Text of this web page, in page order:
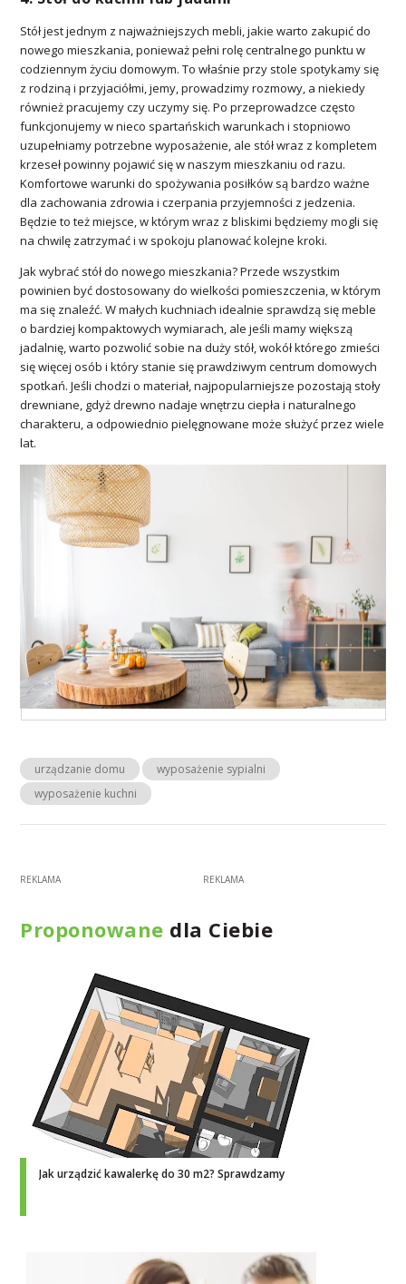
Stół jest jednym z najważniejszych mebli, jakie warto zakupić do
nowego mieszkania, ponieważ pełni rolę centralnego punktu w
codziennym życiu domowym. To właśnie przy stole spotykamy się
z rodziną i przyjaciółmi, jemy, prowadzimy rozmowy, a niekiedy
również pracujemy czy uczymy się. Po przeprowadzce często
funkcjonujemy w nieco spartańskich warunkach i stopniowo
uzupełniamy potrzebne wyposażenie, ale stół wraz z kompletem
krzeseł powinny pojawić się w naszym mieszkaniu od razu.
Komfortowe warunki do spożywania posiłków są bardzo ważne
dla zachowania zdrowia i czerpania przyjemności z jedzenia.
Będzie to też miejsce, w którym wraz z bliskimi będziemy mogli się
na chwilę zatrzymać i w spokoju planować kolejne kroki.
Jak wybrać stół do nowego mieszkania? Przede wszystkim
powinien być dostosowany do wielkości pomieszczenia, w którym
ma się znaleźć. W małych kuchniach idealnie sprawdzą się meble
o bardziej kompaktowych wymiarach, ale jeśli mamy większą
jadalnię, warto pozwolić sobie na duży stół, wokół którego zmieści
się więcej osób i który stanie się prawdziwym centrum domowych
spotkań. Jeśli chodzi o materiał, najpopularniejsze pozostają stoły
drewniane, gdyż drewno nadaje wnętrzu ciepła i naturalnego
charakteru, a odpowiednio pielęgnowane może służyć przez wiele
lat.
urządzanie domu
wyposażenie sypialni
wyposażenie kuchni
Proponowane dla Ciebie
Jak urządzić kawalerkę do 30 m2? Sprawdzamy